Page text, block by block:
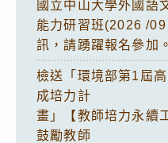
國立中山大學外國語
能力研習班(2026 /
訊，請踴躍報名參加。
檢送「環境部第1屆
成培力計
畫」【教師培力永續
鼓勵教師